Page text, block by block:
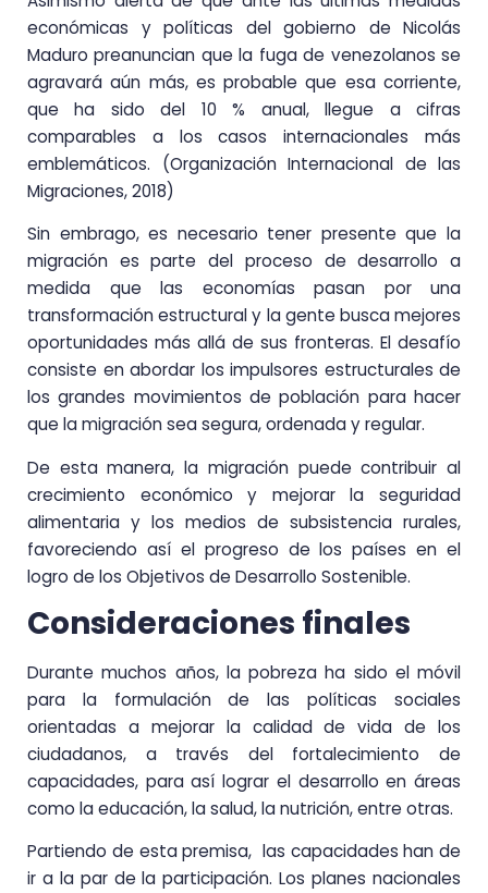
económicas y políticas del gobierno de Nicolás
Maduro preanuncian que la fuga de venezolanos se
agravará aún más, es probable que esa corriente,
que ha sido del 10 % anual, llegue a cifras
comparables a los casos internacionales más
emblemáticos. (Organización Internacional de las
Migraciones, 2018)
Sin embrago, es necesario tener presente que la
migración es parte del proceso de desarrollo a
medida que las economías pasan por una
transformación estructural y la gente busca mejores
oportunidades más allá de sus fronteras. El desafío
consiste en abordar los impulsores estructurales de
los grandes movimientos de población para hacer
que la migración sea segura, ordenada y regular.
De esta manera, la migración puede contribuir al
crecimiento económico y mejorar la seguridad
alimentaria y los medios de subsistencia rurales,
favoreciendo así el progreso de los países en el
logro de los Objetivos de Desarrollo Sostenible.
Consideraciones finales
Durante muchos años, la pobreza ha sido el móvil
para la formulación de las políticas sociales
orientadas a mejorar la calidad de vida de los
ciudadanos, a través del fortalecimiento de
capacidades, para así lograr el desarrollo en áreas
como la educación, la salud, la nutrición, entre otras.
Partiendo de esta premisa, las capacidades han de
ir a la par de la participación. Los planes nacionales